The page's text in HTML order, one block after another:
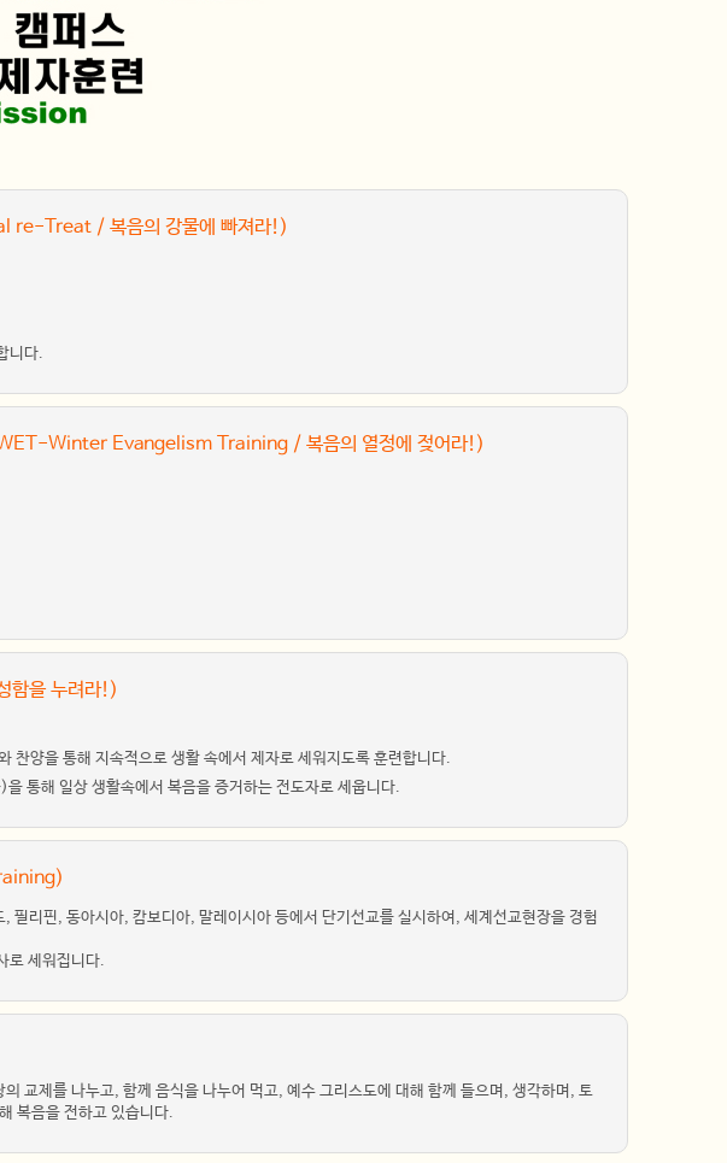
re-Treat / 복음의 강물에 빠져라!)
니다.
Winter Evangelism Training / 복음의 열정에 젖어라!)
함을 누려라!)
양을 통해 지속적으로 생활 속에서 제자로 세워지도록 훈련합니다.
통해 일상 생활속에서 복음을 증거하는 전도자로 세웁니다.
리핀, 동아시아, 캄보디아, 말레이시아 등에서 단기선교를 실시하여, 세계선교현장을 경험
로 세워집니다.
교제를 나누고, 함께 음식을 나누어 먹고, 예수 그리스도에 대해 함께 들으며, 생각하며, 토
복음을 전하고 있습니다.